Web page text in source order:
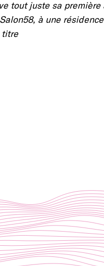
tout juste sa
à une
titre